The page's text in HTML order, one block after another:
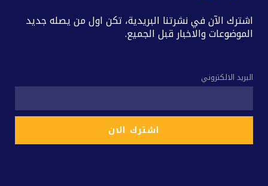
اشترك الآن في نشرتنا البريدية، تكن اول من يصله جديد
الموضوعات والاخبار قبل الجميع.
البريد الالكتروني